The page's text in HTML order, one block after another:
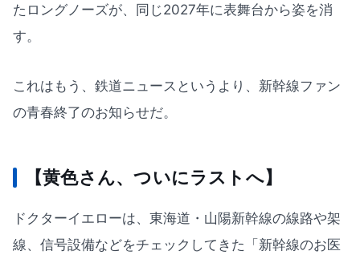
たロングノーズが、同じ2027年に表舞台から姿を消
す。
これはもう、鉄道ニュースというより、新幹線ファン
の青春終了のお知らせだ。
【黄色さん、ついにラストへ】
ドクターイエローは、東海道・山陽新幹線の線路や架
線、信号設備などをチェックしてきた「新幹線のお医